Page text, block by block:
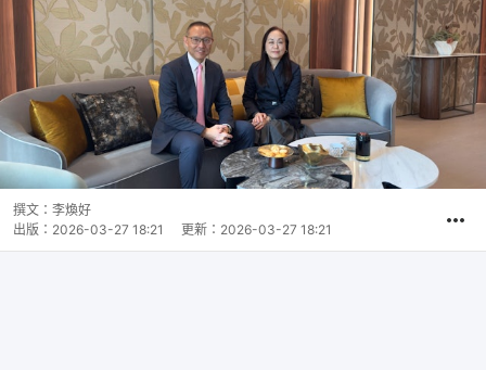
撰文： 李煥好
出版： 2026-03-27 18:21 更新： 2026-03-27 18:21